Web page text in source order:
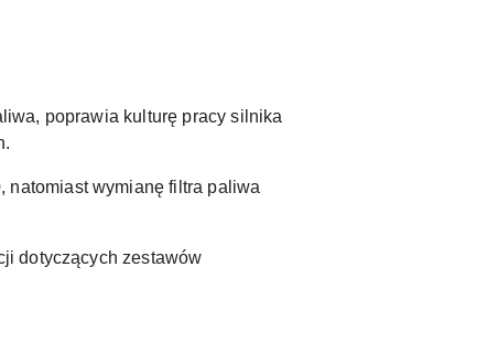
poprawia kulturę pracy silnika
, natomiast wymianę filtra paliwa
dotyczących zestawów